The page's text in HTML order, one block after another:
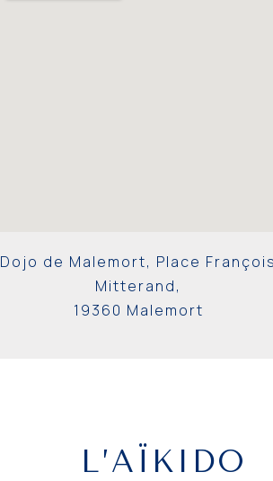
Dojo de Malemort, Place François
Mitterand,
19360 Malemort
L’AÏKIDO